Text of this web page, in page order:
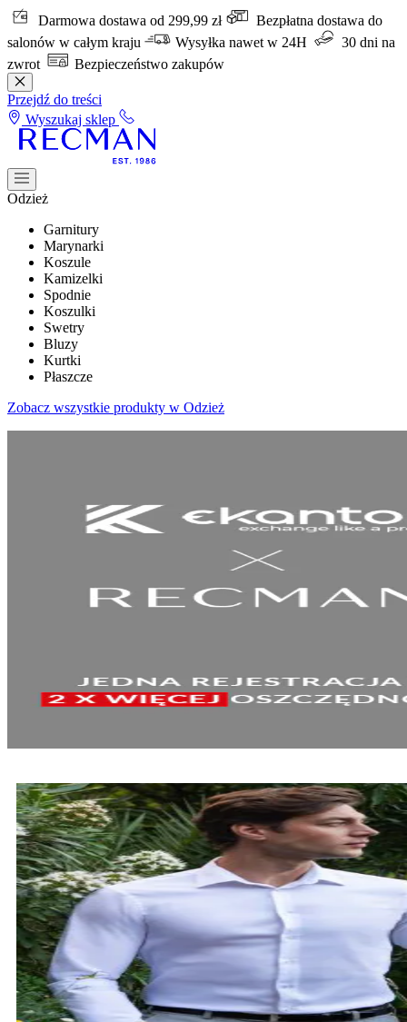
Darmowa dostawa od 299,99 zł
Bezpłatna dostawa do
salonów w całym kraju
Wysyłka nawet w 24H
30 dni na
zwrot
Bezpieczeństwo zakupów
Przejdź do treści
Wyszukaj sklep
Odzież
Garnitury
Marynarki
Koszule
Kamizelki
Spodnie
Koszulki
Swetry
Bluzy
Kurtki
Płaszcze
Zobacz wszystkie produkty w Odzież